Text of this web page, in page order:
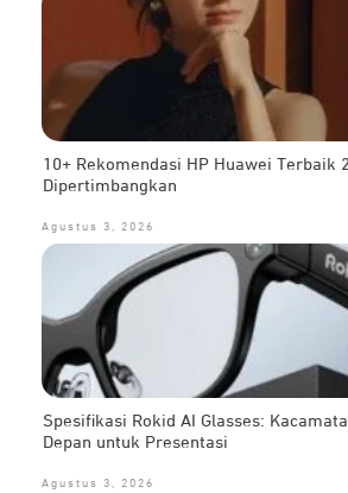
10+ Rekomendasi HP Huawei Terbaik
Dipertimbangkan
Agustus 3, 2026
Spesifikasi Rokid AI Glasses:
Depan untuk Presentasi
Agustus 3, 2026